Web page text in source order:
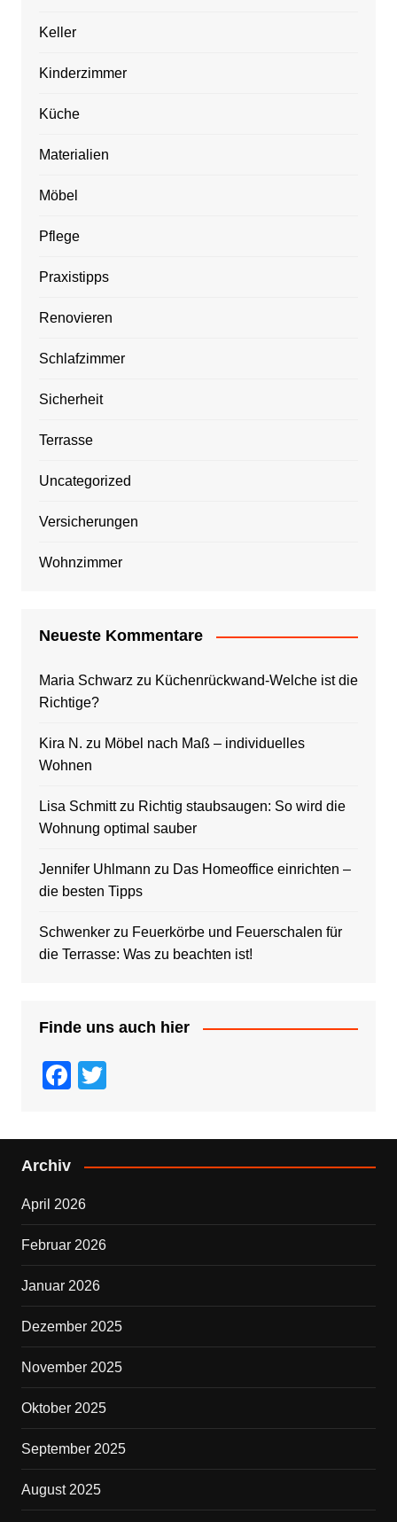
Keller
Kinderzimmer
Küche
Materialien
Möbel
Pflege
Praxistipps
Renovieren
Schlafzimmer
Sicherheit
Terrasse
Uncategorized
Versicherungen
Wohnzimmer
Neueste Kommentare
Maria Schwarz zu Küchenrückwand-Welche ist die
Richtige?
Kira N. zu Möbel nach Maß – individuelles
Wohnen
Lisa Schmittzu Richtig staubsaugen: So wird die
Wohnung optimal sauber
Jennifer Uhlmann zu Das Homeoffice einrichten –
die besten Tipps
Schwenkerzu Feuerkörbe und Feuerschalen für
die Terrasse: Was zu beachten ist!
Finde uns auch hier
F
c
e
o
o
k
tt
er
Archiv
April 2026
Februar 2026
Januar 2026
Dezember 2025
November 2025
Oktober 2025
September 2025
August 2025